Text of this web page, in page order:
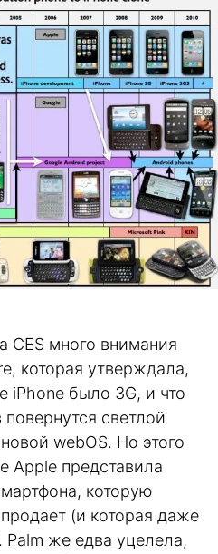
CES много внимания
которая утверждала,
iPhone было 3G, и что
светлой
webOS. Но этого
Apple представила
которую
(и которая даже
же едва уцелела,